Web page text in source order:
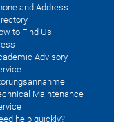
and Address
to Find Us
Advisory
Maintenance
help quickly?